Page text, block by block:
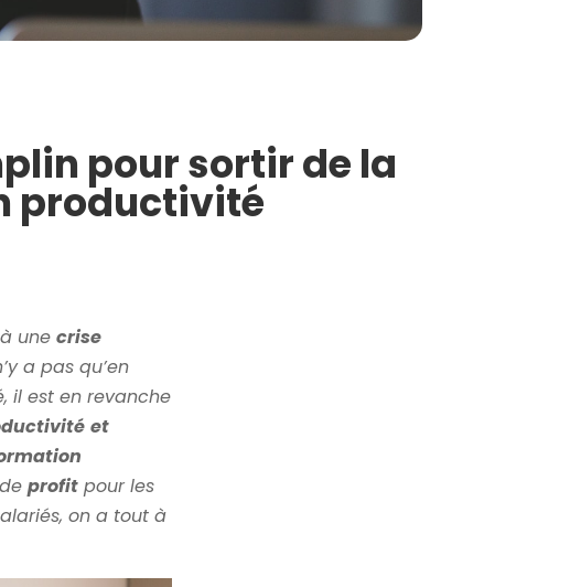
pour sortir de la
productivité
unecrise
a pas qu’en
il est en revanche
et
deprofit pour les
on a tout à